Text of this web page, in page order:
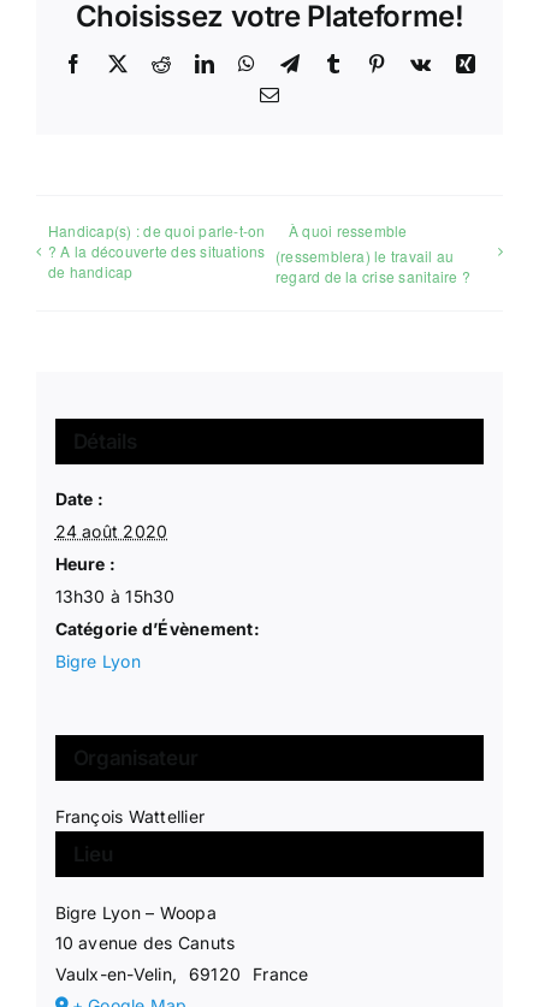
Choisissez votre Plateforme!
Facebook
X RedditLinkedInWhatsApp
TelegramTumblr Pinterest
Vk
Xing
Email
Handicap(s) : de quoi parle-t-on
? A la découverte des situations
de handicap
À quoi ressemble
(ressemblera) le travail au
regard de la crise sanitaire ?
Date :
24 août 2020
Heure :
13h30 à 15h30
Catégorie d’Évènement:
Bigre Lyon
Bigre Lyon – Woopa
10 avenue des Canuts
Vaulx-en-Velin, 69120
France
François Wattellier